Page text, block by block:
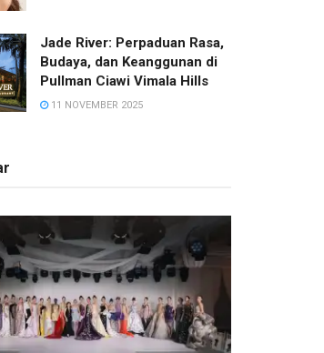
Jade River: Perpaduan Rasa,
Budaya, dan Keanggunan di
Pullman Ciawi Vimala Hills
11 NOVEMBER 2025